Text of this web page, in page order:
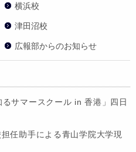
横浜校
津田沼校
広報部からのお知らせ
るサマースクール in 香港」四日
任助手による青山学院大学現